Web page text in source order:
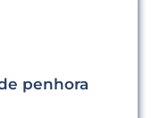
penhora